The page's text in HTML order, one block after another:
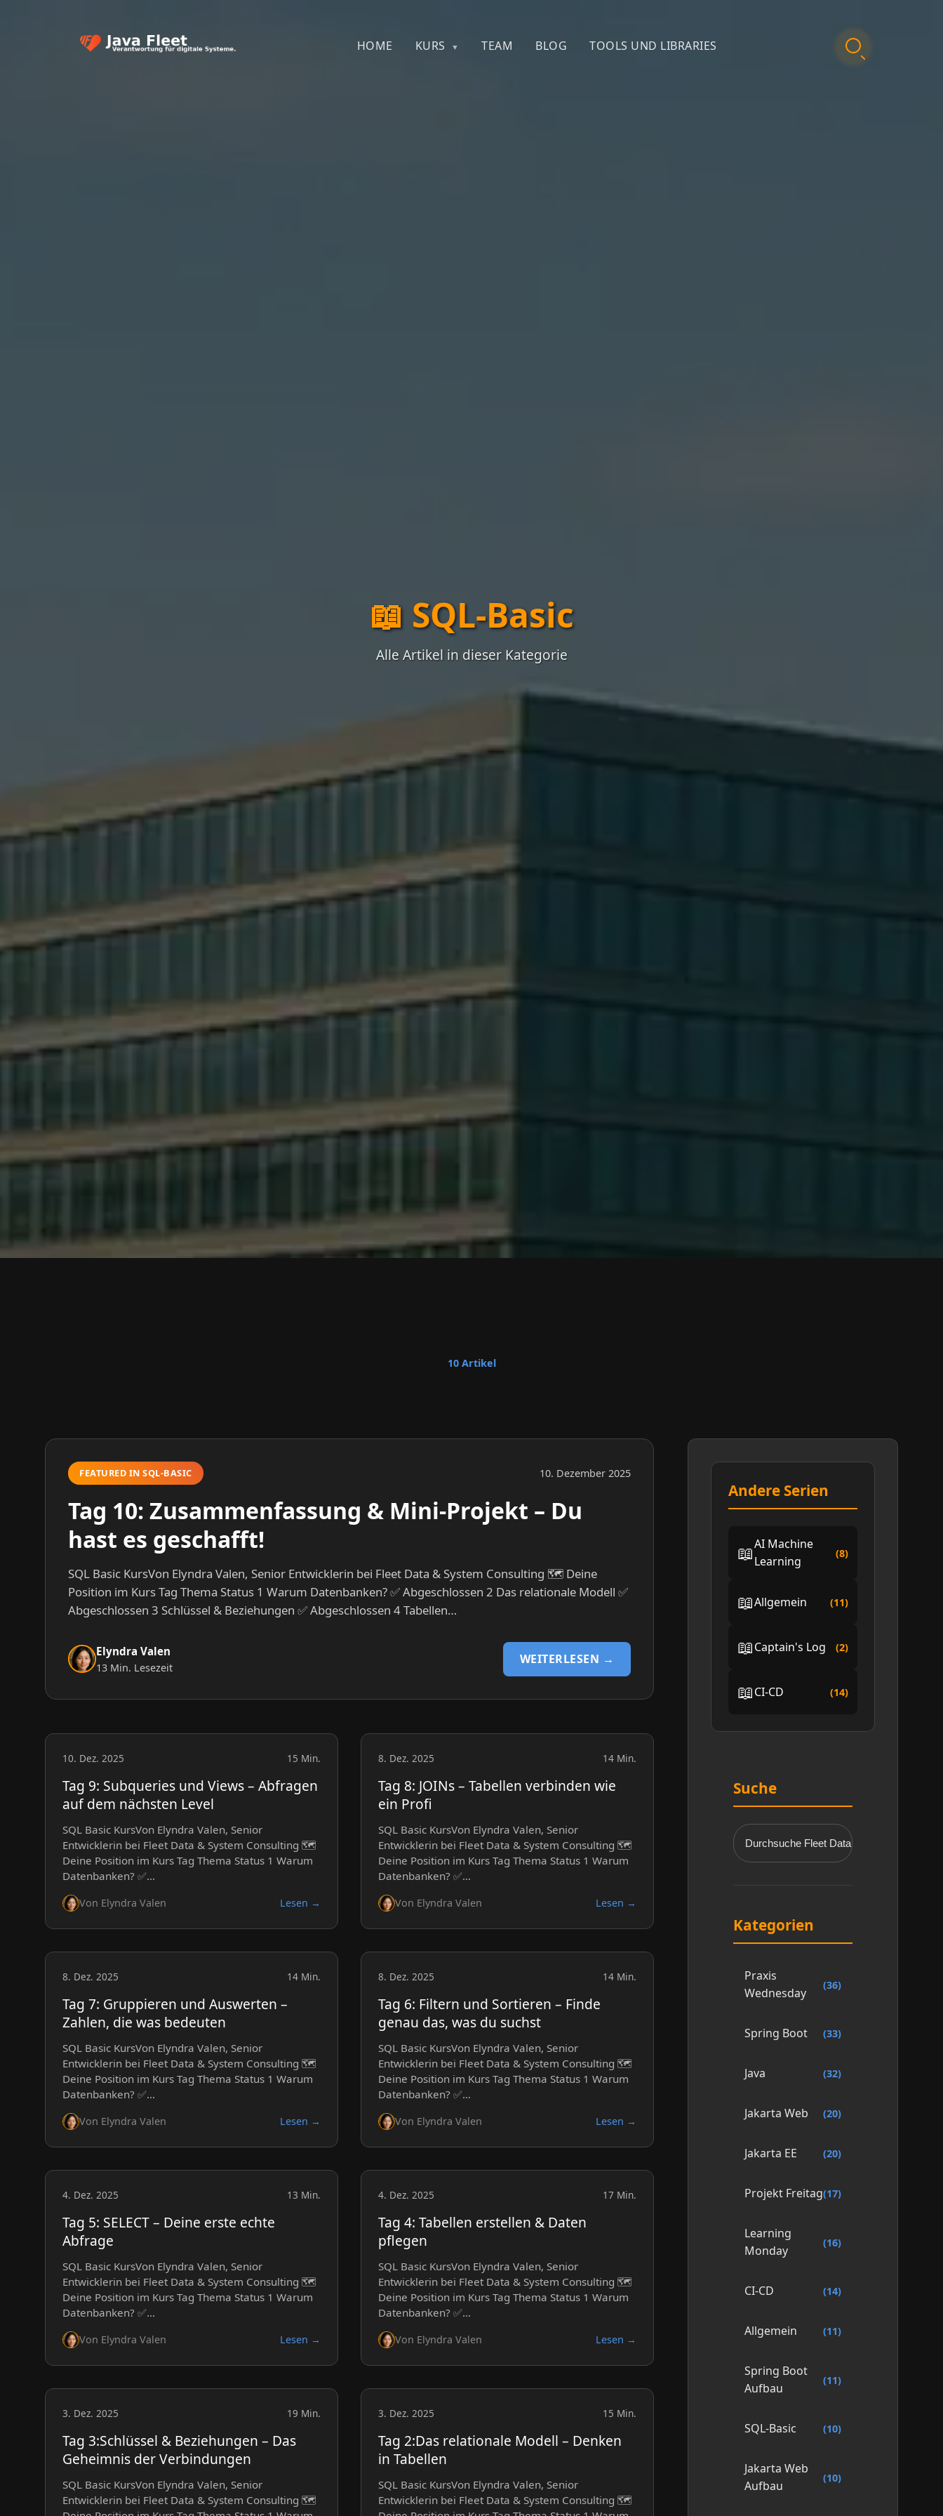
HOME KURS TEAM BLOG TOOLS UND LIBRARIES
📖 SQL-Basic
Alle Artikel in dieser Kategorie
10 Artikel
FEATURED IN SQL-BASIC 10. Dezember 2025
Tag 10: Zusammenfassung & Mini-Projekt – Du
hast es geschafft!
SQL Basic KursVon Elyndra Valen, Senior Entwicklerin bei Fleet Data & System Consulting 🗺️ Deine
Position im Kurs Tag Thema Status 1 Warum Datenbanken? ✅ Abgeschlossen 2 Das relationale Modell ✅
Abgeschlossen 3 Schlüssel & Beziehungen ✅ Abgeschlossen 4 Tabellen…
Elyndra Valen
13 Min. Lesezeit
WEITERLESEN →
10. Dez. 2025 15 Min.
Tag 9: Subqueries und Views – Abfragen
auf dem nächsten Level
SQL Basic KursVon Elyndra Valen, Senior
Entwicklerin bei Fleet Data & System Consulting 🗺️
Deine Position im Kurs Tag Thema Status 1 Warum
Datenbanken? ✅…
Von Elyndra Valen Lesen →
8. Dez. 2025 14 Min.
Tag 8: JOINs – Tabellen verbinden wie
ein Profi
SQL Basic KursVon Elyndra Valen, Senior
Entwicklerin bei Fleet Data & System Consulting 🗺️
Deine Position im Kurs Tag Thema Status 1 Warum
Datenbanken? ✅…
Von Elyndra Valen Lesen →
8. Dez. 2025 14 Min.
Tag 7: Gruppieren und Auswerten –
Zahlen, die was bedeuten
SQL Basic KursVon Elyndra Valen, Senior
Entwicklerin bei Fleet Data & System Consulting 🗺️
Deine Position im Kurs Tag Thema Status 1 Warum
Datenbanken? ✅…
Von Elyndra Valen Lesen →
8. Dez. 2025 14 Min.
Tag 6: Filtern und Sortieren – Finde
genau das, was du suchst
SQL Basic KursVon Elyndra Valen, Senior
Entwicklerin bei Fleet Data & System Consulting 🗺️
Deine Position im Kurs Tag Thema Status 1 Warum
Datenbanken? ✅…
Von Elyndra Valen Lesen →
4. Dez. 2025 13 Min.
Tag 5: SELECT – Deine erste echte
Abfrage
SQL Basic KursVon Elyndra Valen, Senior
Entwicklerin bei Fleet Data & System Consulting 🗺️
Deine Position im Kurs Tag Thema Status 1 Warum
Datenbanken? ✅…
Von Elyndra Valen Lesen →
4. Dez. 2025 17 Min.
Tag 4: Tabellen erstellen & Daten
pflegen
SQL Basic KursVon Elyndra Valen, Senior
Entwicklerin bei Fleet Data & System Consulting 🗺️
Deine Position im Kurs Tag Thema Status 1 Warum
Datenbanken? ✅…
Von Elyndra Valen Lesen →
3. Dez. 2025 19 Min.
Tag 3:Schlüssel & Beziehungen – Das
Geheimnis der Verbindungen
SQL Basic KursVon Elyndra Valen, Senior
Entwicklerin bei Fleet Data & System Consulting 🗺️
3. Dez. 2025 15 Min.
Tag 2:Das relationale Modell – Denken
in Tabellen
SQL Basic KursVon Elyndra Valen, Senior
Entwicklerin bei Fleet Data & System Consulting 🗺️
Andere Serien
📖AI Machine
Learning
(8)
📖Allgemein (11)
📖Captain's Log (2)
📖CI-CD (14)
Suche
Kategorien
Praxis
Wednesday
(36)
Spring Boot (33)
Java (32)
Jakarta Web (20)
Jakarta EE (20)
Projekt Freitag(17)
Learning
Monday
(16)
CI-CD (14)
Allgemein (11)
Spring Boot
Aufbau
(11)
SQL-Basic (10)
Jakarta Web
Aufbau
(10)